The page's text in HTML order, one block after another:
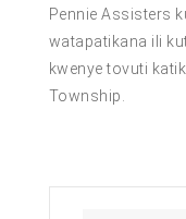
Pennie Assisters
watapatikana ili
kwenye tovuti
Township.